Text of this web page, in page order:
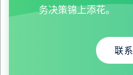
务决策锦上添花。
联